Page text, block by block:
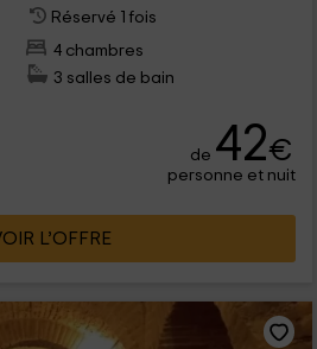
Réservé 1 fois
4 chambres
3 salles de bain
de 42€
personne et nuit
L’OFFRE